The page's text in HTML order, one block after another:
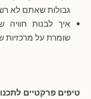
גבולות שאתם לא
איך לבנות
שומרת על מרכזיות
טיפים פרקטיים